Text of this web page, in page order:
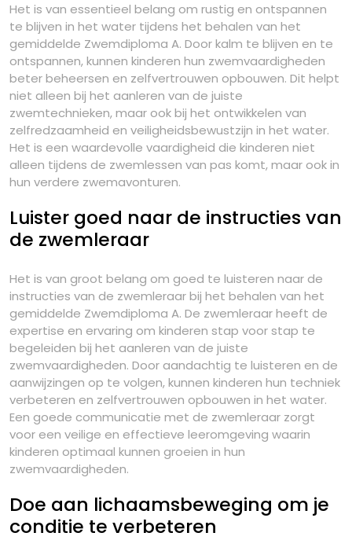
Het is van essentieel belang om rustig en ontspannen
te blijven in het water tijdens het behalen van het
gemiddelde Zwemdiploma A. Door kalm te blijven en te
ontspannen, kunnen kinderen hun zwemvaardigheden
beter beheersen en zelfvertrouwen opbouwen. Dit helpt
niet alleen bij het aanleren van de juiste
zwemtechnieken, maar ook bij het ontwikkelen van
zelfredzaamheid en veiligheidsbewustzijn in het water.
Het is een waardevolle vaardigheid die kinderen niet
alleen tijdens de zwemlessen van pas komt, maar ook in
hun verdere zwemavonturen.
Luister goed naar de instructies van
de zwemleraar
Het is van groot belang om goed te luisteren naar de
instructies van de zwemleraar bij het behalen van het
gemiddelde Zwemdiploma A. De zwemleraar heeft de
expertise en ervaring om kinderen stap voor stap te
begeleiden bij het aanleren van de juiste
zwemvaardigheden. Door aandachtig te luisteren en de
aanwijzingen op te volgen, kunnen kinderen hun techniek
verbeteren en zelfvertrouwen opbouwen in het water.
Een goede communicatie met de zwemleraar zorgt
voor een veilige en effectieve leeromgeving waarin
kinderen optimaal kunnen groeien in hun
zwemvaardigheden.
Doe aan lichaamsbeweging om je
conditie te verbeteren